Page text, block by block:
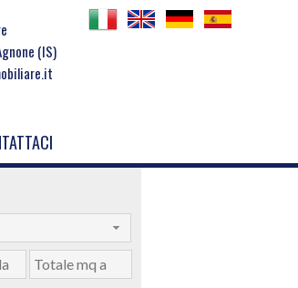
(IS)